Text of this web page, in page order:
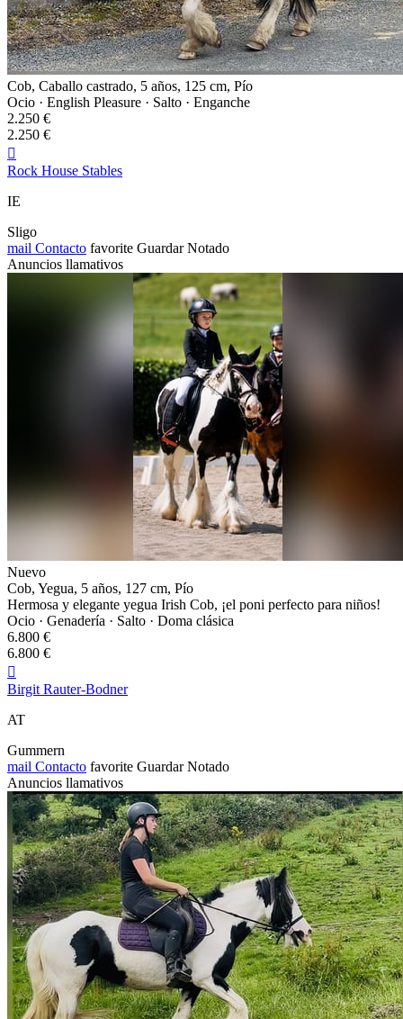
Cob, Caballo castrado, 5 años, 125 cm, Pío
Ocio · English Pleasure · Salto · Enganche
2.250 €
2.250 €

Rock House Stables
IE
Sligo
mail Contacto favorite Guardar Notado
Anuncios llamativos
Nuevo
Cob, Yegua, 5 años, 127 cm, Pío
Hermosa y elegante yegua Irish Cob, ¡el poni perfecto para niños!
Ocio · Genadería · Salto · Doma clásica
6.800 €
6.800 €

Birgit Rauter-Bodner
AT
Gummern
mail Contacto favorite Guardar Notado
Anuncios llamativos